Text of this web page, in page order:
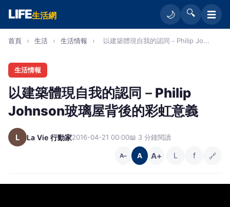
LIFE生活網 🌙 🔍 ☰
首頁 › 生活 › 生活情報 › 以建築體現自我的認同－Philip Jo...
生活情報
以建築體現自我的認同－Philip
Johnson玻璃屋背後的彩虹意義
L La Vie 行動家2016-04-21 00:00📖 3 分鐘閱讀
A− A A+ L f 🔗